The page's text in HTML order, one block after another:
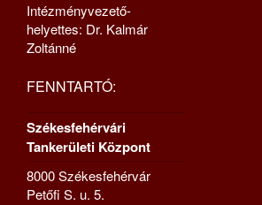
Intézményvezető-
helyettes: Dr. Kalmár
Zoltánné
FENNTARTÓ:
Székesfehérvári
Tankerületi Központ
8000 Székesfehérvár
Petőfi S. u. 5.